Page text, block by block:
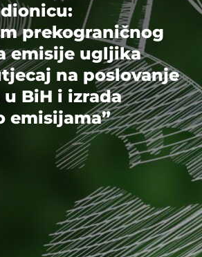
prekograničnog
emisije ugljika
na poslovanje
BiH i izrada
emisijama”